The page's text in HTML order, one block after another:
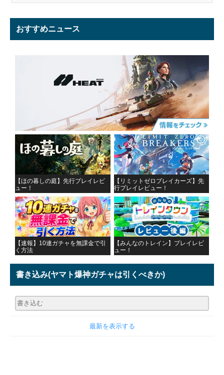
おすすめニュース
【ほの暮しの庭】先行プレイレビ
ュー！
【リミットゼロブレイカーズ】先
行プレイレビュー！
【速報】10連ガチャを無課金で引
く方法
【みんなのトレイン】プレイレビ
ュー！
書き込み(ヤマト爆神ガチャは引くべきか)
最新を表示する